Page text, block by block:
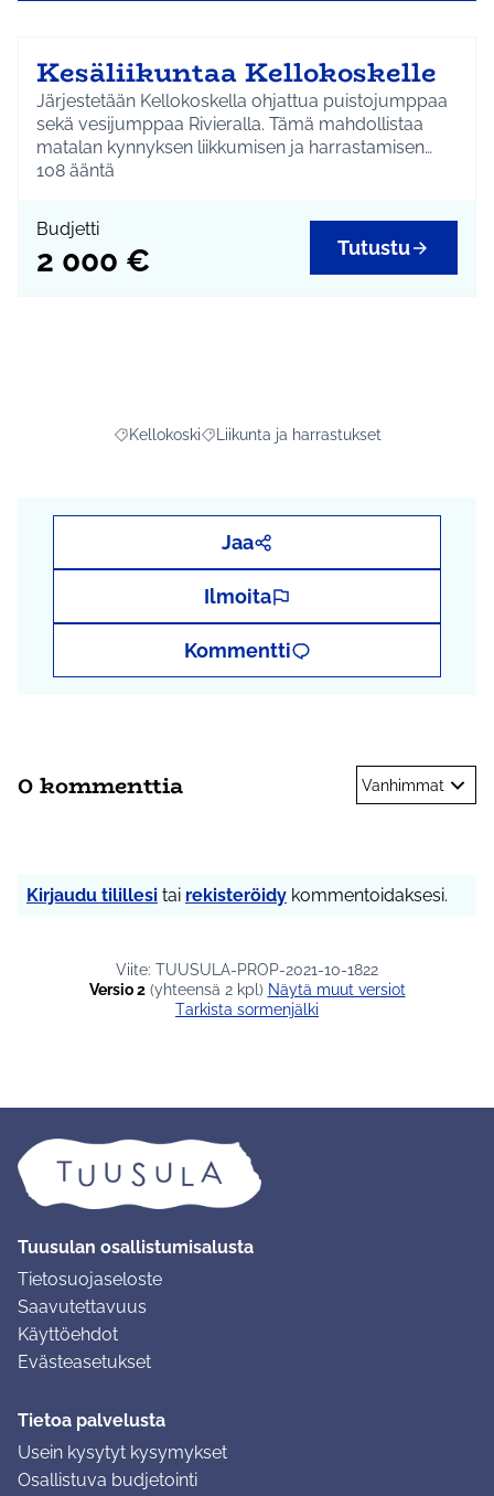
Kesäliikuntaa Kellokoskelle
Järjestetään Kellokoskella ohjattua puistojumppaa
sekä vesijumppaa Rivieralla. Tämä mahdollistaa
matalan kynnyksen liikkumisen ja harrastamisen
kuntalaisille.
108 ääntä
Budjetti
2 000 € Tutustu
Rajaa tulokset aihepiirin mukaan: Kellokoski
KellokoskiRajaa tulokset teeman mukaan: Liikunta
Liikunta ja harrastukset
Jaa
Ilmoita
Kommentti
0 kommenttia Vanhimmat
Kirjaudu tilillesi tai rekisteröidy kommentoidaksesi.
Viite: TUUSULA-PROP-2021-10-1822
Versio 2(yhteensä 2 kpl)
näytä muut versiot
Tarkista sormenjälki
Tuusulan osallistumisalusta
Tietosuojaseloste
Saavutettavuus
Käyttöehdot
Evästeasetukset
Tietoa palvelusta
Usein kysytyt kysymykset
Osallistuva budjetointi